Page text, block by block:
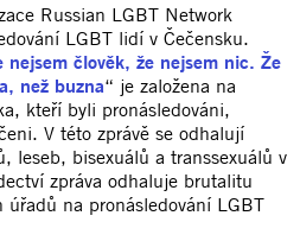
Russian LGBT Network
LGBT lidí v Čečensku.
nejsem člověk, že nejsem nic. Že
než buzna“ je založena na
kteří byli pronásledováni,
V této zprávě se odhalují
leseb, bisexuálů a transsexuálů v
zpráva odhaluje brutalitu
na pronásledování LGBT